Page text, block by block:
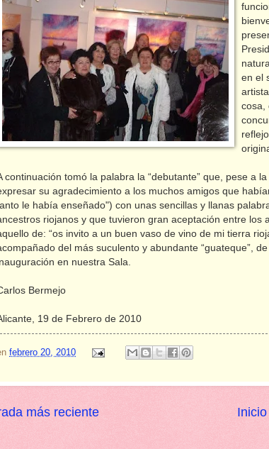
en el
cosa,
continuación tomó la palabra la “debutante” que, pese a
su agradecimiento a los muchos amigos que
le había enseñado") con unas sencillas y llanas
riojanos y que tuvieron gran aceptación entre los
de: “os invito a un buen vaso de vino de mi tierra
del más suculento y abundante “guateque”,
en nuestra Sala.
Bermejo
19 de Febrero de 2010
febrero 20, 2010
más reciente Inicio